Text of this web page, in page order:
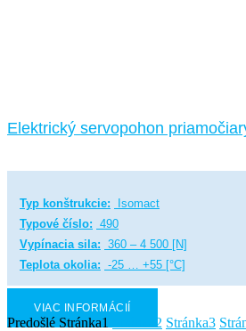
Elektrický servopohon
Typ konštrukcie:
Isomact
Typové číslo: 490
Vypínacia sila: 360 – 4 500 [N]
Teplota okolia: -25 … +55 [°C]
VIAC INFORMÁCIÍ
Predošlé Stránka1 2 Stránka3